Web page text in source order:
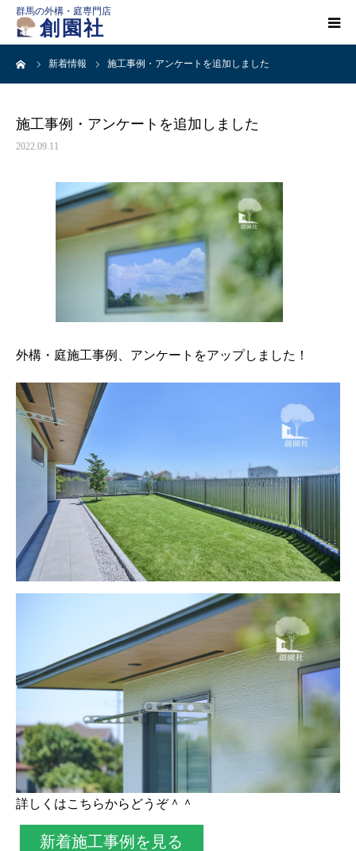
群馬の外構・庭専門店
創園社
新着情報 施工事例・アンケートを追加しました
施工事例・アンケートを追加しました
2022.09.11
外構・庭施工事例、アンケートをアップしました！
詳しくはこちらからどうぞ＾＾
新着施工事例を見る
HOME
施工事例一覧
会社概要
創園社とは
お客様の声
新着情報
お問合せ